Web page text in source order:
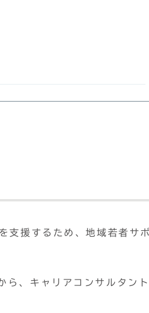
支援するため、地域若者サ
ら、キャリアコンサルタン